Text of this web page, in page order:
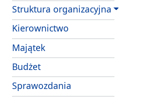
Struktura organizacyjna
Kierownictwo
Majątek
Budżet
Sprawozdania